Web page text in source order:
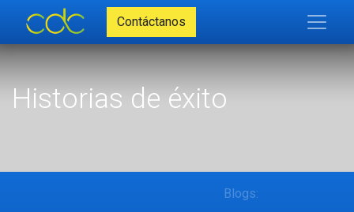
Contáctanos
Historias de éxito
Blogs: